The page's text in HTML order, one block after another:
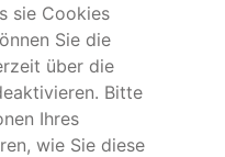
sie Cookies
Sie die
über die
Bitte
Ihres
wie Sie diese